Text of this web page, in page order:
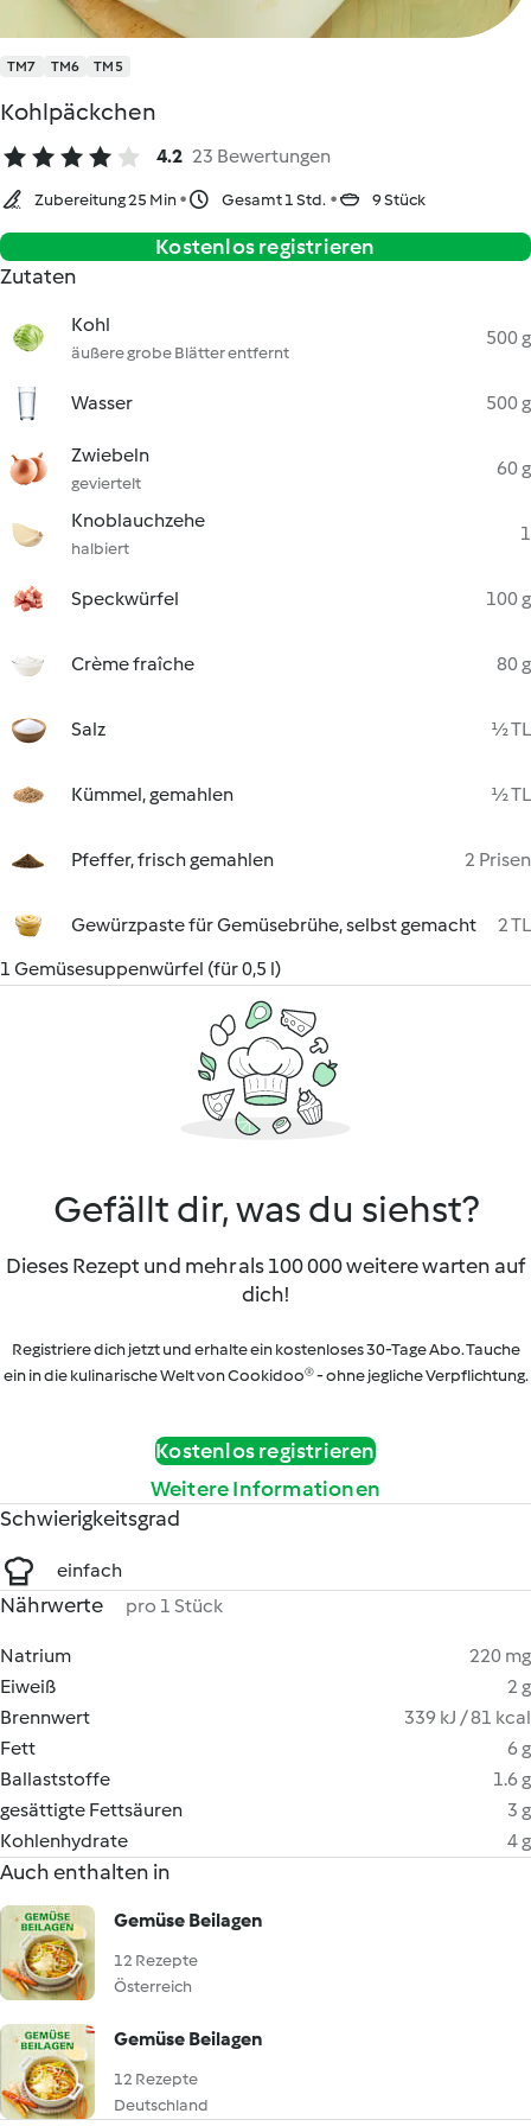
TM7 TM6 TM5
Kohlpäckchen
4.2 23 Bewertungen
Zubereitung 25 Min Gesamt 1 Std. 9 Stück
Kostenlos registrieren
Zutaten
Kohl
äußere grobe Blätter entfernt
500 g
Wasser 500 g
Zwiebeln
geviertelt
60 g
Knoblauchzehe
halbiert
1
Speckwürfel 100 g
Crème fraîche 80 g
Salz ½ TL
Kümmel, gemahlen ½ TL
Pfeffer, frisch gemahlen 2 Prisen
Gewürzpaste für Gemüsebrühe, selbst gemacht
2 TL
1 Gemüsesuppenwürfel (für 0,5 l)
Gefällt dir, was du siehst?
Dieses Rezept und mehr als 100 000 weitere warten auf
dich!
Registriere dich jetzt und erhalte ein kostenloses 30-Tage Abo. Tauche
ein in die kulinarische Welt von Cookidoo® - ohne jegliche Verpflichtung.
Kostenlos registrieren
Weitere Informationen
Schwierigkeitsgrad
einfach
Nährwerte pro 1 Stück
Natrium
220 mg
Eiweiß
2 g
Brennwert
339 kJ / 81 kcal
Fett
6 g
Ballaststoffe
1.6 g
gesättigte Fettsäuren
3 g
Kohlenhydrate
4 g
Auch enthalten in
Gemüse Beilagen
12 Rezepte
Österreich
Gemüse Beilagen
12 Rezepte
Deutschland